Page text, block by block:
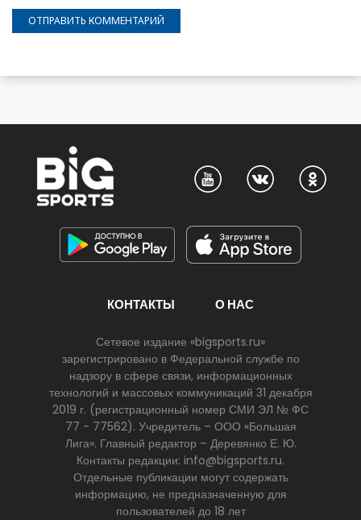
КОНТАКТЫ О НАС
Сетевое издание «bigsports.ru»
зарегистрировано в Федеральной службе по
надзору в сфере связи, информационных
технологий и массовых коммуникаций 31 декабря
2019 г. (регистрационный номер СМИ ЭЛ № ФС
77 - 77562). Учредитель – ООО «Большая
Лига». Главный редактор – Деревянко Е. Ю.
Контакты редакции: info@bigsports.ru.
Отдельные публикации могут содержать
информацию, не предназначенную для
пользователей до 18 лет